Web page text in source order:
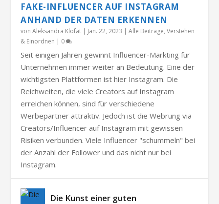
FAKE-INFLUENCER AUF INSTAGRAM
ANHAND DER DATEN ERKENNEN
vonAleksandra Klofat | Jan. 22, 2023 |Alle Beiträge,Verstehen
& Einordnen | 0
Seit einigen Jahren gewinnt Influencer-Markting für
Unternehmen immer weiter an Bedeutung. Eine der
wichtigsten Plattformen ist hier Instagram. Die
Reichweiten, die viele Creators auf Instagram
erreichen können, sind für verschiedene
Werbepartner attraktiv. Jedoch ist die Webrung via
Creators/Influencer auf Instagram mit gewissen
Risiken verbunden. Viele Influencer "schummeln" bei
der Anzahl der Follower und das nicht nur bei
Instagram.
Die Kunst einer guten